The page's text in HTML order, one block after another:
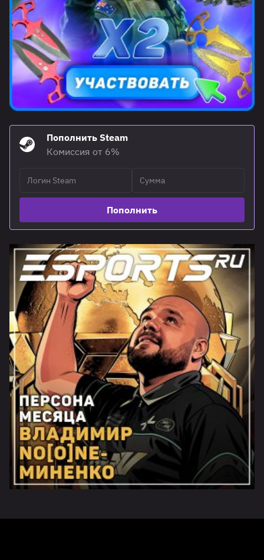
Пополнить Steam
Комиссия от 6%
Пополнить